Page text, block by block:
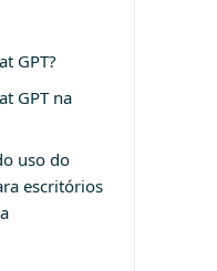
GPT?
GPT na
uso do
escritórios